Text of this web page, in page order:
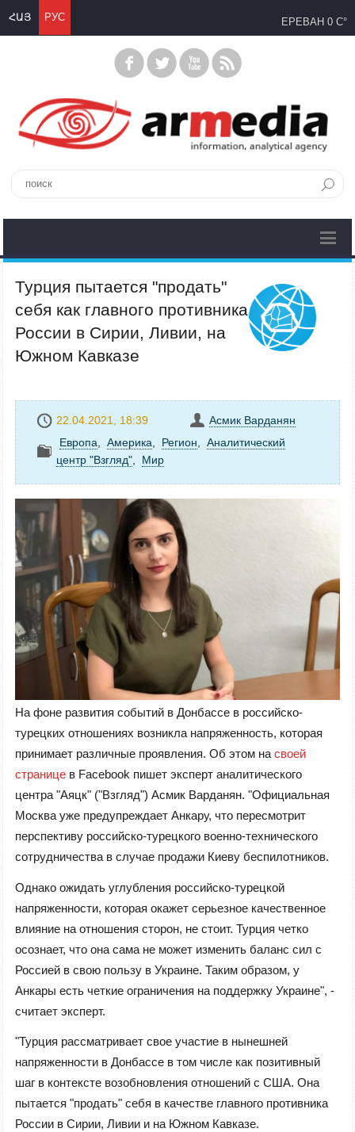
ՀԱՅ РУС ЕРЕВАН 0 C°
Турция пытается "продать"
себя как главного противника
России в Сирии, Ливии, на
Южном Кавказе
22.04.2021, 18:39
Асмик Варданян
Европа
Америка Регион
Аналитический
центр "Взгляд"
Mир
На фоне развития событий в Донбассе в российско-
турецких отношениях возникла напряженность, которая
принимает различные проявления. Об этом на своей
странице в Facebook пишет эксперт аналитического
центра "Аяцк" ("Взгляд") Асмик Варданян. "Официальная
Москва уже предупреждает Анкару, что пересмотрит
перспективу российско-турецкого военно-технического
сотрудничества в случае продажи Киеву беспилотников.
Однако ожидать углубления российско-турецкой
напряженности, которая окажет серьезное качественное
влияние на отношения сторон, не стоит. Турция четко
осознает, что она сама не может изменить баланс сил с
Россией в свою пользу в Украине. Таким образом, у
Анкары есть четкие ограничения на поддержку Украине", -
считает эксперт.
"Турция рассматривает свое участие в нынешней
напряженности в Донбассе в том числе как позитивный
шаг в контексте возобновления отношений с США. Она
пытается "продать" себя в качестве главного противника
России в Сирии, Ливии и на Южном Кавказе.